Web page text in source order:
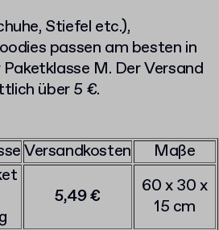
Stiefel etc.),
passen am besten in
M. Der Versand
über 5 €.
Versandkosten Maße
5,49 €
60 x 30 x
15 cm